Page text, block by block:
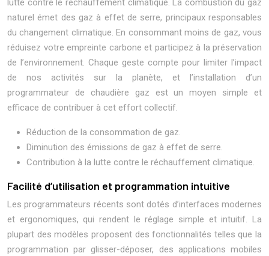
lutte contre le réchauffement climatique. La combustion du gaz
naturel émet des gaz à effet de serre, principaux responsables
du changement climatique. En consommant moins de gaz, vous
réduisez votre empreinte carbone et participez à la préservation
de l’environnement. Chaque geste compte pour limiter l’impact
de nos activités sur la planète, et l’installation d’un
programmateur de chaudière gaz est un moyen simple et
efficace de contribuer à cet effort collectif.
Réduction de la consommation de gaz.
Diminution des émissions de gaz à effet de serre.
Contribution à la lutte contre le réchauffement climatique.
Facilité d’utilisation et programmation intuitive
Les programmateurs récents sont dotés d’interfaces modernes
et ergonomiques, qui rendent le réglage simple et intuitif. La
plupart des modèles proposent des fonctionnalités telles que la
programmation par glisser-déposer, des applications mobiles